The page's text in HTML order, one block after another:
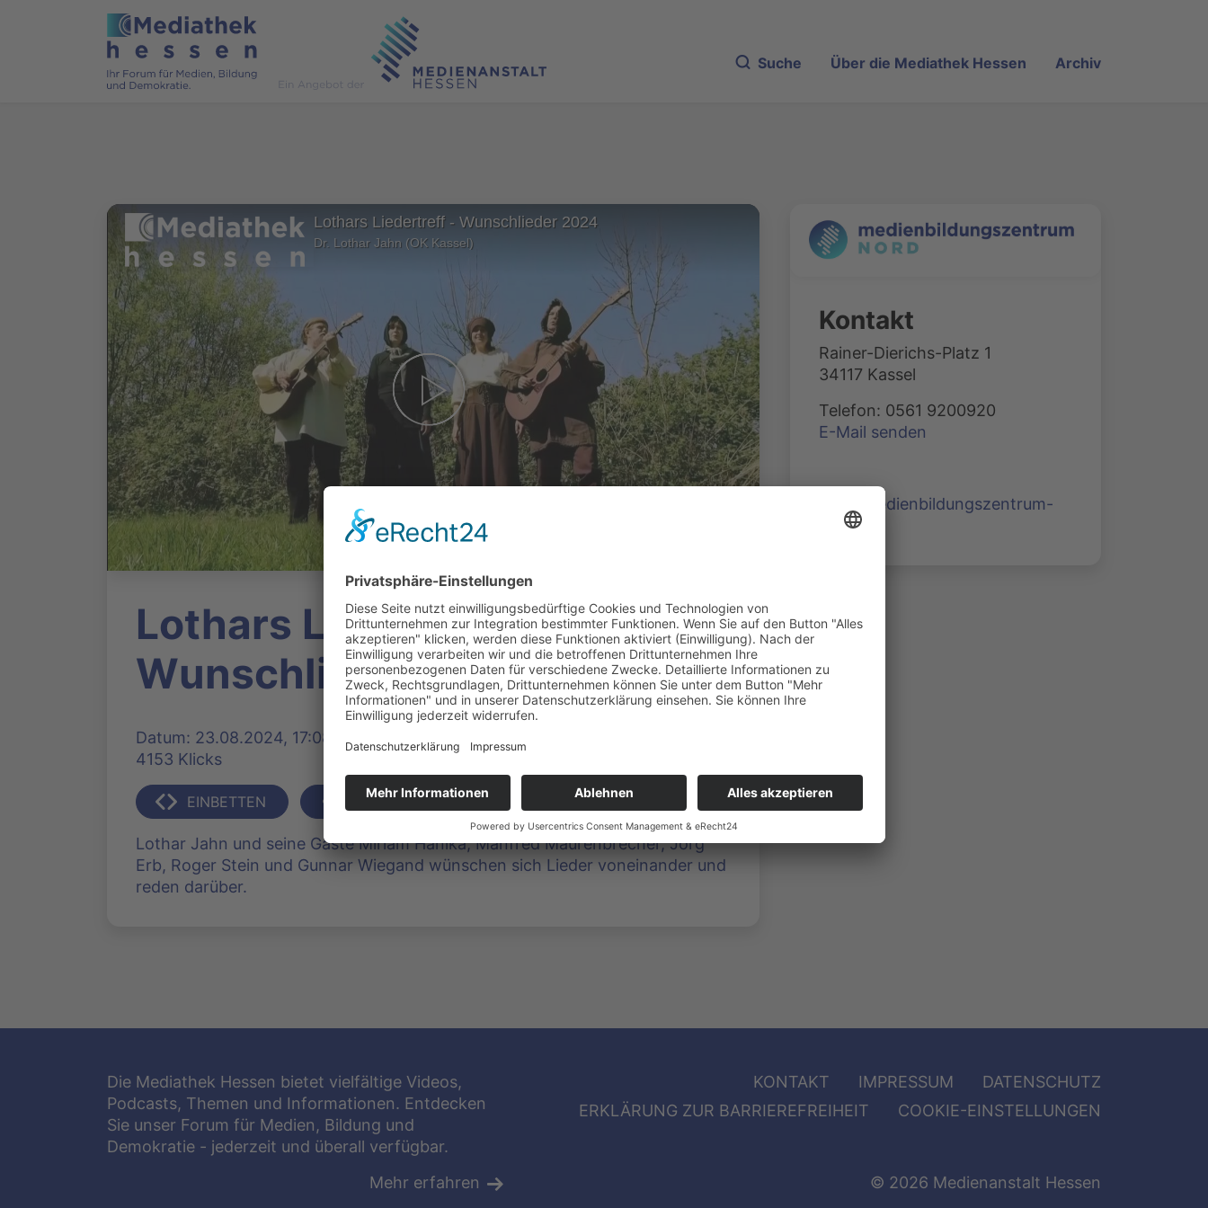
Suche Über die Mediathek Hessen Archiv
Lothars Liedertreff - Wunschlieder 2024
Dr. Lothar Jahn (OK Kassel)
Lothars Liedertreff -
Wunschlieder 2024
Datum: 23.08.2024, 17:08 Uhr | Produziert: Dr. Lothar Jahn (OK Kassel) |
4153 Klicks
EINBETTEN TEILEN
Lothar Jahn und seine Gäste Miriam Hanika, Manfred Maurenbrecher, Jörg
Erb, Roger Stein und Gunnar Wiegand wünschen sich Lieder voneinander und
reden darüber.
Kontakt
Rainer-Dierichs-Platz 1
34117 Kassel
Telefon: 0561 9200920
E-Mail senden
www.medienbildungszentrum-
nord.de
Die Mediathek Hessen bietet vielfältige Videos,
Podcasts, Themen und Informationen. Entdecken
Sie unser Forum für Medien, Bildung und
Demokratie - jederzeit und überall verfügbar.
Mehr erfahren
KONTAKT IMPRESSUM
DATENSCHUTZ
ERKLÄRUNG ZUR BARRIEREFREIHEIT
COOKIE-EINSTELLUNGEN
© 2026 Medienanstalt Hessen